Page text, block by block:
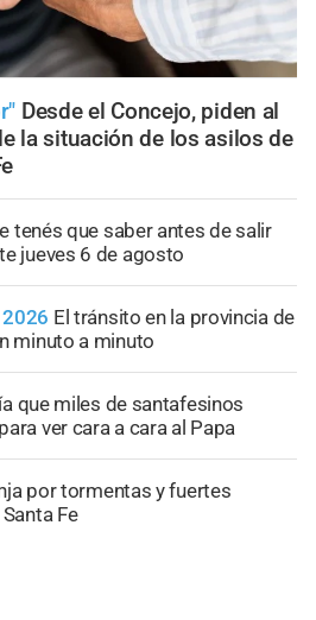
Desde el Concejo, piden al
la situación de los asilos de
tenés que saber antes de salir
jueves 6 de agosto
El tránsito en la provincia de
minuto a minuto
que miles de santafesinos
ver cara a cara al Papa
por tormentas y fuertes
Fe